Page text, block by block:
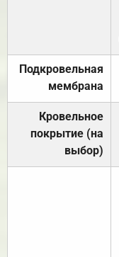
Подкровельная
мембрана
Кровельное
покрытие (на
выбор)